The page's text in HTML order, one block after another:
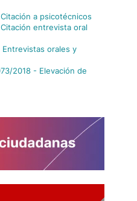
a psicotécnicos
entrevista oral
orales y
2018 - Elevación de